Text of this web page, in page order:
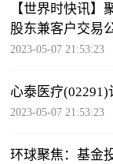
【世界时快讯】
股东兼客户交易
2023-05-07 21:53:23
心泰医疗
2023-05-07 21:53:23
环球聚焦：基金